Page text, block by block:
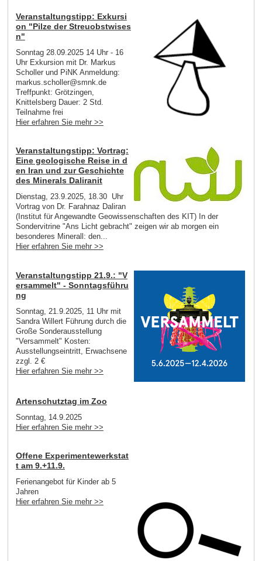
Veranstaltungstipp: Exkursi
on "Pilze der Streuobstwises
n"
Sonntag 28.09.2025 14 Uhr - 16
Uhr Exkursion mit Dr. Markus
Scholler und PiNK Anmeldung:
markus.scholler@smnk.de
Treffpunkt: Grötzingen,
Knittelsberg Dauer: 2 Std.
Teilnahme frei
Hier erfahren Sie mehr >>
Veranstaltungstipp: Vortrag:
Eine geologische Reise in d
en Iran und zur Geschichte
des Minerals Daliranit
Dienstag, 23.9.2025, 18.30 Uhr
Vortrag von Dr. Farahnaz Daliran
(Institut für Angewandte Geowissenschaften des KIT) In der
Sondervitrine "Ans Licht gebracht" zeigen wir ab morgen ein
besonderes Minerall: den...
Hier erfahren Sie mehr >>
Veranstaltungstipp 21.9.: "V
ersammelt" - Sonntagsführu
ng
Sonntag, 21.9.2025, 11 Uhr mit
Sandra Willert Führung durch die
Große Sonderausstellung
"Versammelt" Kosten:
Ausstellungseintritt, Erwachsene
zzgl. 2 €
Hier erfahren Sie mehr >>
Artenschutztag im Zoo
Sonntag, 14.9.2025
Hier erfahren Sie mehr >>
Offene Experimentewerkstat
t am 9.+11.9.
Ferienangebot für Kinder ab 5
Jahren
Hier erfahren Sie mehr >>